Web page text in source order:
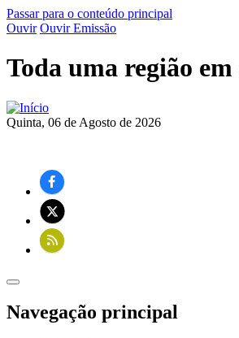
Passar para o conteúdo principal
Ouvir Ouvir Emissão
Toda uma região
Quinta, 06 de Agosto de 2026
Navegação principal